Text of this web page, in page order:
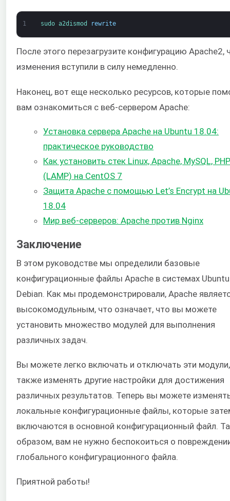
1 sudo a2dismod rewrite
После этого перезагрузите конфигурацию Apache2,
изменения вступили в силу немедленно.
Наконец, вот еще несколько ресурсов, которые
вам ознакомиться с веб-сервером Apache:
Установка сервера Apache на Ubuntu 18.04:
практическое руководство
Как установить стек Linux, Apache, MySQL, PHP
(LAMP) на CentOS 7
Защита Apache с помощью Let’s Encrypt на
18.04
Мир веб-серверов: Apache против Nginx
Заключение
В этом руководстве мы определили базовые
конфигурационные файлы Apache в системах
Debian. Как мы продемонстрировали, Apache
высокомодульным, что означает, что вы можете
установить множество модулей для выполнения
различных задач.
Вы можете легко включать и отключать эти
также изменять другие настройки для достижения
различных результатов. Теперь вы можете
локальные конфигурационные файлы, которые
включаются в основной конфигурационный файл.
образом, вам не нужно беспокоиться о
глобального конфигурационного файла.
Приятной работы!